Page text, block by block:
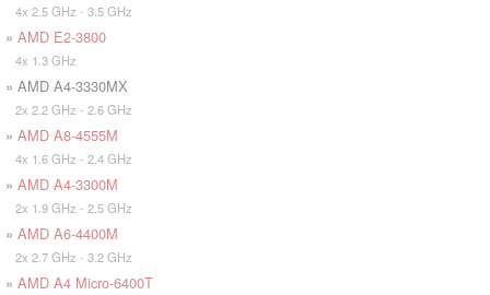
4x 2.5 GHz - 3.5 GHz
» AMD E2-3800
4x 1.3 GHz
» AMD A4-3330MX
2x 2.2 GHz - 2.6 GHz
» AMD A8-4555M
4x 1.6 GHz - 2.4 GHz
» AMD A4-3300M
2x 1.9 GHz - 2.5 GHz
» AMD A6-4400M
2x 2.7 GHz - 3.2 GHz
» AMD A4 Micro-6400T